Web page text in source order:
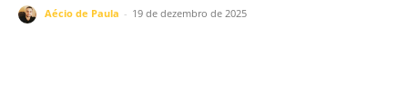
Aécio de Paula - 19 de dezembro de 2025